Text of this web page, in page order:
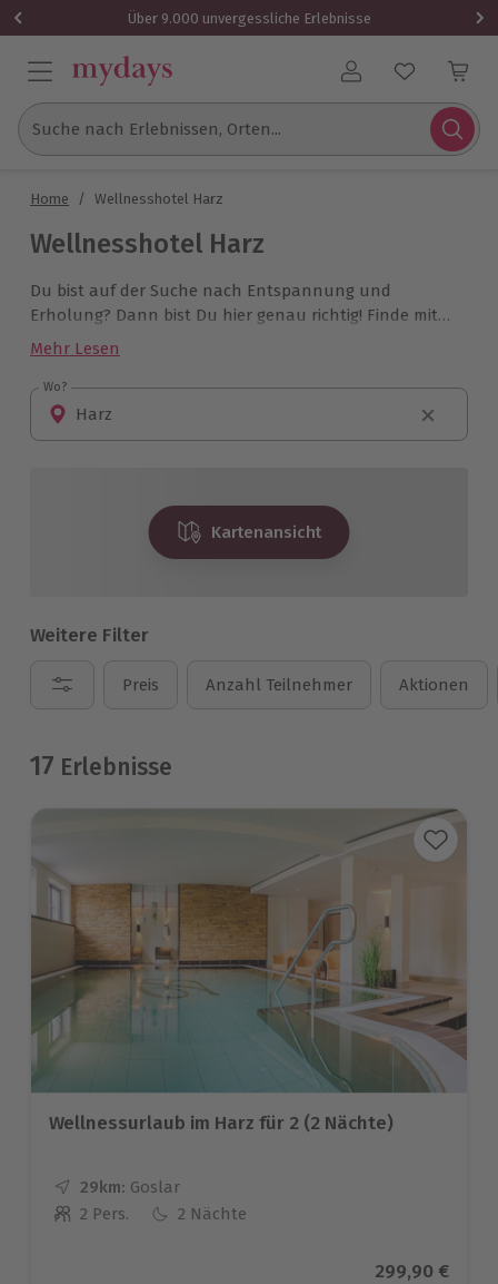
Über 9.000 unvergessliche Erlebnisse
Benutzerkonto
Suche nach Erlebnissen, Orten...
Home / Wellnesshotel Harz
Wellnesshotel Harz
Du bist auf der Suche nach Entspannung und
Erholung? Dann bist Du hier genau richtig! Finde mit
mydays das perfekte Wellnesshotel im Mittelgebirge
wohltuenden Massagen und Wellnessanwendungen.
Mehr Lesen
Wo?
Wo?
Kartenansicht
Weitere Filter
Preis Anzahl Teilnehmer Aktionen
17 Erlebnisse
Wellnessurlaub im Harz für 2 (2 Nächte)
29km: Entfernung
Standort
Goslar
Anzahl der Teilnehmer
2 Pers. 2 Nächte
Aktueller
299,90 €